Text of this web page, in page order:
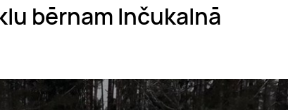
bērnam Inčukalnā